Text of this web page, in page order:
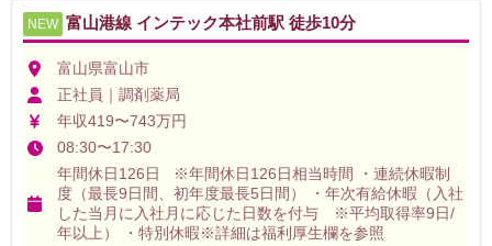
NEW 富山港線 インテック本社前駅 徒歩10分
富山県富山市
正社員｜調剤薬局
年収419〜743万円
08:30〜17:30
年間休日126日 ※年間休日126日相当時間 ・連続休暇制
度（最長9日間、初年度最長5日間） ・年次有給休暇（入社
した当月に入社月に応じた日数を付与 ※平均取得率9日/
年以上） ・特別休暇※詳細は福利厚生欄を参照